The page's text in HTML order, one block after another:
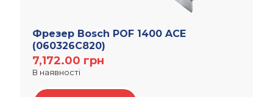
Фрезер Bosch POF 1400 ACE
(060326C820)
7,172.00 грн
В наявності